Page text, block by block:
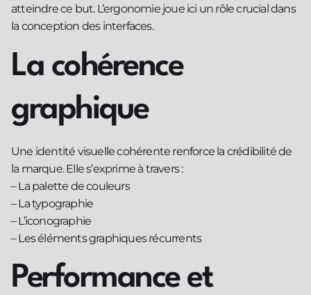
atteindre ce but. L’ergonomie joue ici un rôle crucial dans
la conception des interfaces.
La cohérence
graphique
Une identité visuelle cohérente renforce la crédibilité de
la marque. Elle s’exprime à travers :
– La palette de couleurs
– La typographie
– L’iconographie
– Les éléments graphiques récurrents
Performance et